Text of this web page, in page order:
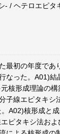
- / ヘテロエピタ
最初の年度であ
なった。A01)結
核形成理論の
子線エピタキシ
A02)核形成と
ピタキシ法お